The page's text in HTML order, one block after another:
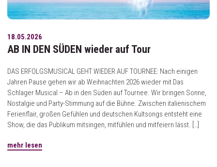
18.05.2026
AB IN DEN SÜDEN wieder auf Tour
DAS ERFOLGSMUSICAL GEHT WIEDER AUF TOURNEE: Nach einigen
Jahren Pause gehen wir ab Weihnachten 2026 wieder mit Das
Schlager Musical – Ab in den Süden auf Tournee. Wir bringen Sonne,
Nostalgie und Party-Stimmung auf die Bühne. Zwischen italienischem
Ferienflair, großen Gefühlen und deutschen Kultsongs entsteht eine
Show, die das Publikum mitsingen, mitfühlen und mitfeiern lässt. […]
mehr lesen